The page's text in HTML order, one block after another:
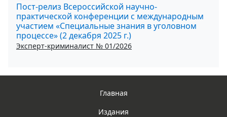
Пост-релиз Всероссийской научно-
практической конференции с международным
участием «Специальные знания в уголовном
процессе» (2 декабря 2025 г.)
Эксперт-криминалист № 01/2026
Главная
Издания